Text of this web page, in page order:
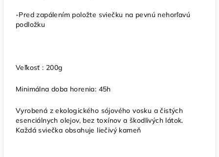
-Pred zapálením položte sviečku na pevnú nehorľavú
podložku
Veľkosť : 200g
Minimálna doba horenia: 45h
Vyrobená z ekologického sójového vosku a čistých
esenciálnych olejov, bez toxínov a škodlivých látok.
Každá sviečka obsahuje liečivý kameň